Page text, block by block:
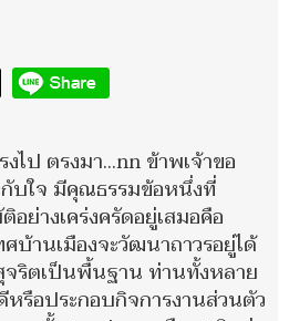
ไป ตรงมา…nn ข้าพเจ้าขอ
กับใจ มีคุณธรรมข้อหนึ่งที่
ย่างเคร่งครัดอยู่เสมอคือ
บ้านเมืองจะวัฒนาถาวรอยู่ได้
ริตเป็นพื้นฐาน ท่านทั้งหลาย
หรือประกอบกิจการงานส่วนตัว